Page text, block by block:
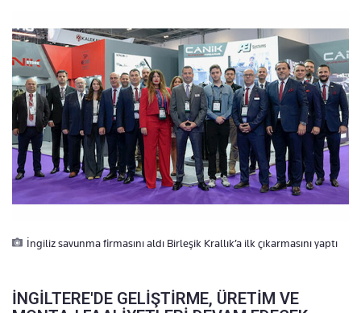
İngiliz savunma firmasını aldı Birleşik Krallık’a ilk çıkarmasını yaptı
İNGİLTERE'DE GELİŞTİRME, ÜRETİM VE